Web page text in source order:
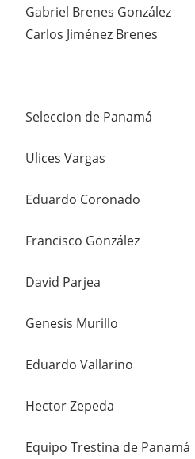
Gabriel Brenes González
Carlos Jiménez Brenes
Seleccion de Panamá
Ulices Vargas
Eduardo Coronado
Francisco González
David Parjea
Genesis Murillo
Eduardo Vallarino
Hector Zepeda
Equipo Trestina de Panamá